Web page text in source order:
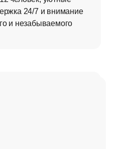
24/7 и внимание
и незабываемого